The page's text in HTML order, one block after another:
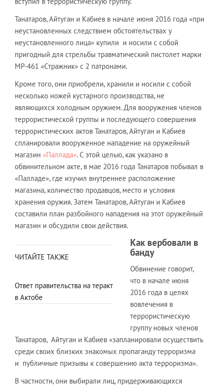
Танатаров, Айтуган и Кабиев в начале июня 2016 года «при
неустановленных следствием обстоятельствах у
неустановленного лица» купили и носили с собой
пригодный для стрельбы травматический пистолет марки
МР-461 «Стражник» с 2 патронами.
Кроме того, они приобрели, хранили и носили с собой
несколько ножей кустарного производства, не
являющихся холодным оружием. Для вооружения членов
террористической группы и последующего совершения
террористических актов Танатаров, Айтуган и Кабиев
спланировали вооруженное нападение на оружейный
магазин «Паллада». С этой целью, как указано в
обвинительном акте, в мае 2016 года Танатаров побывал в
«Палладе», где изучил внутреннее расположение
магазина, количество продавцов, место и условия
хранения оружия. Затем Танатаров, Айтуган и Кабиев
составили план разбойного нападения на этот оружейный
магазин и обсудили свои действия.
ЧИТАЙТЕ ТАКЖЕ
Ответ правительства на теракт
в Актобе
Как вербовали в
банду
Обвинение говорит,
что в начале июня
2016 года в целях
вовлечения в
террористическую
группу новых членов
Танатаров, Айтуган и Кабиев «запланировали осуществить
среди своих близких знакомых пропаганду терроризма
и публичные призывы к совершению акта терроризма».
В частности, они выбирали лиц, придерживающихся